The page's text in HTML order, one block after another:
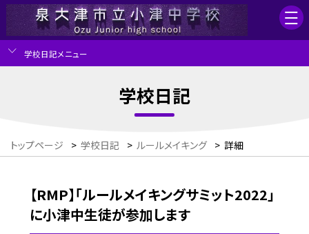
学校日記メニュー
学校日記
トップページ > 学校日記 > ルールメイキング > 詳細
【RMP】「ルールメイキングサミット2022」
に小津中生徒が参加します